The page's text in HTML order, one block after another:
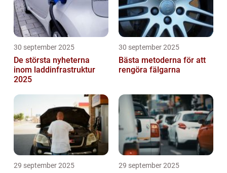
30 september 2025
De största nyheterna
inom laddinfrastruktur
2025
30 september 2025
Bästa metoderna för att
rengöra fälgarna
29 september 2025 29 september 2025